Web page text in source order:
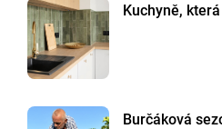
Kuchyně,
Burčáková